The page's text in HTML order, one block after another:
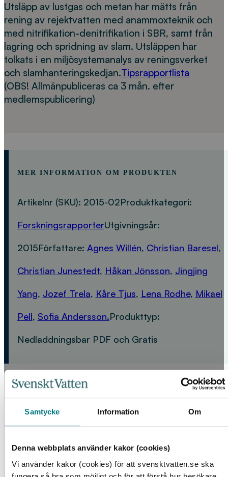
Samtycke Information Om
Denna webbplats använder kakor (cookies)
Vi använder kakor (cookies) för att svensktvatten.se ska
Utsläpp av lustgas och metan har mätts från
rening av rejektvatten med anammoxteknik och
med nitrifikation-denitrifikation i SBR, samt från
lagring och spridning av slam. Utsläppen har
tolkats i en miljösystemanalys av reningsverket
och slamhanteringskedjan.Tipsrapportlista
(OBS! Allmänpubliceras ca 3 mån. efter
medlemspublicering)
MER INFORMATION OM PRODUKTEN
Artikelnr (SKU): 2015-02Produktkategori:
ForskningsrapporterUtgivningsår:
2015Författare: Agnes Willén, Christian Baresel,
Christian Junestedt, Håkan Jönsson, Jingjing
Yang, Jozef Trela, Kåre Tjus, Lena Rodhe, Mikael
Pell, Sofia Andersson.Produkttyp:
Nedladdningsbar PDF och Gratis
FLER PRODUKTER